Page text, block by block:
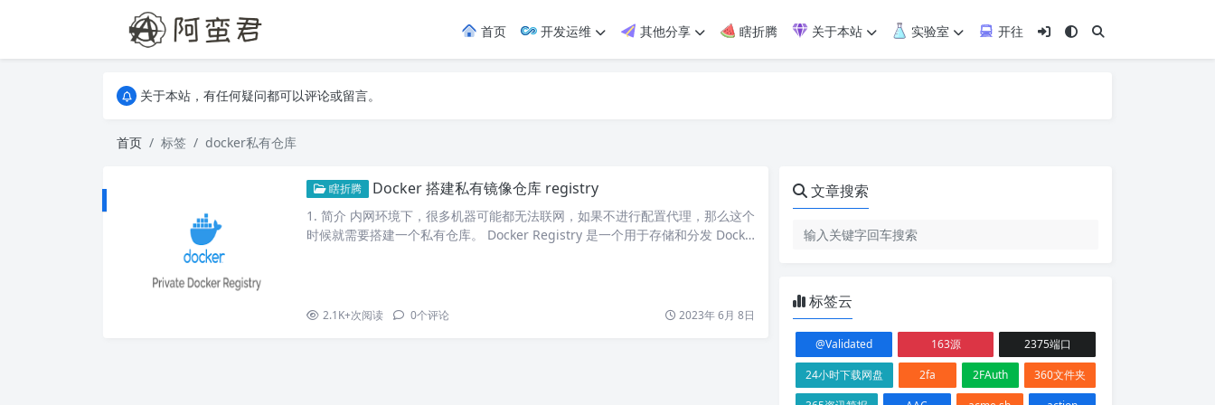
首页 开发运维 其他分享 瞎折腾 关于本站 实验室
开往
关于本站，有任何疑问都可以评论或留言。
关于本站，有任何疑问都可以评论或留言。
首页
标签 docker私有仓库
瞎折腾 Docker 搭建私有镜像仓库 registry
1. 简介 内网环境下，很多机器可能都无法联网，如果不进行配置代理，那么这个
时候就需要搭建一个私有仓库。 Docker Registry 是一个用于存储和分发 Docke
2.1K+次阅读 0个评论 2023年 6月 8日
文章搜索
标签云
@Validated 163源
2375端口
24小时下载网盘
2fa 2FAuth
360文件夹